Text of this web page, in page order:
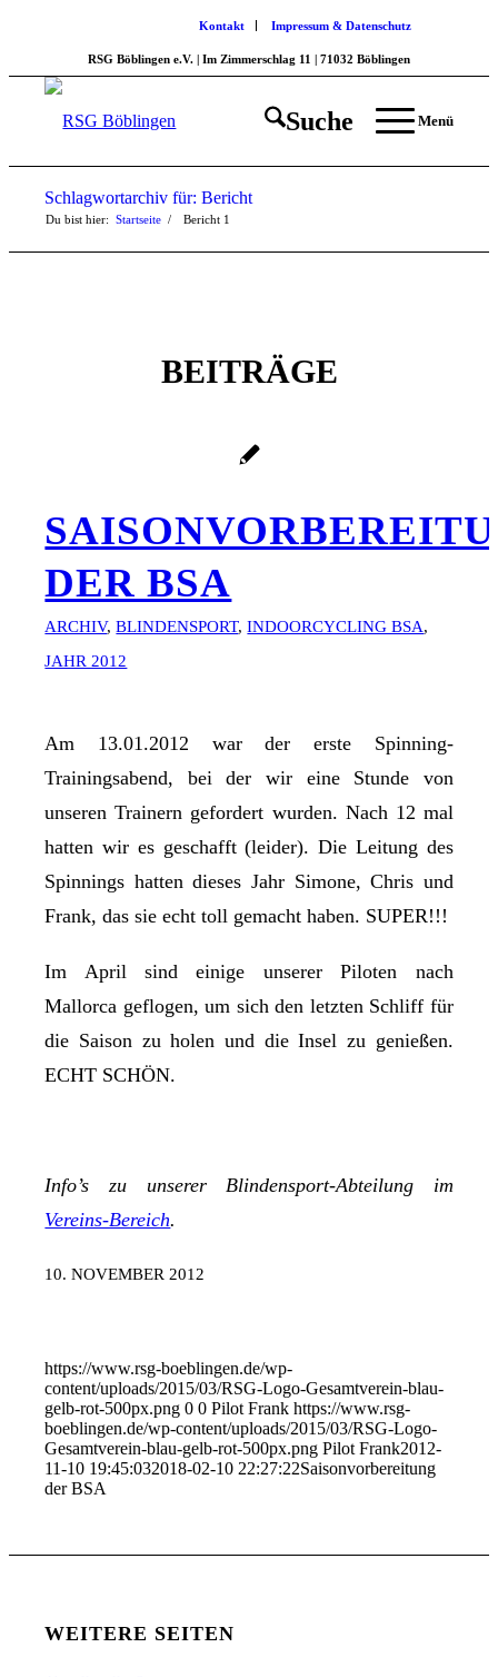
Kontakt Impressum & Datenschutz
RSG Böblingen e.V. | Im Zimmerschlag 11 | 71032 Böblingen
Suche Menü
Schlagwortarchiv für: Bericht
Du bist hier: Startseite 1
/ Bericht
BEITRÄGE
DER BSA
ARCHIV,BLINDENSPORT,INDOORCYCLING BSA,
JAHR 2012
Am 13.01.2012 war der erste Spinning-
Trainingsabend, bei der wir eine Stunde von
unseren Trainern gefordert wurden. Nach 12 mal
hatten wir es geschafft (leider). Die Leitung des
Spinnings hatten dieses Jahr Simone, Chris und
Frank, das sie echt toll gemacht haben. SUPER!!!
Im April sind einige unserer Piloten nach
Mallorca geflogen, um sich den letzten Schliff für
die Saison zu holen und die Insel zu genießen.
ECHT SCHÖN.
Info’s zu unserer Blindensport-Abteilung im
Vereins-Bereich.
10. NOVEMBER 2012
https://www.rsg-boeblingen.de/wp-
content/uploads/2015/03/RSG-Logo-Gesamtverein-blau-
gelb-rot-500px.png 0 0 Pilot Frank https://www.rsg-
boeblingen.de/wp-content/uploads/2015/03/RSG-Logo-
Gesamtverein-blau-gelb-rot-500px.png Pilot Frank2012-
11-10 19:45:032018-02-10 22:27:22Saisonvorbereitung
der BSA
WEITERE SEITEN